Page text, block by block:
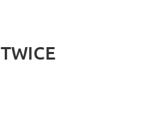
TWICE